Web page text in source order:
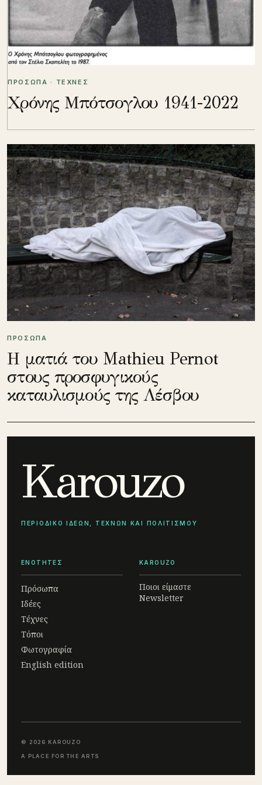
ΠΡΟΣΩΠΑ · ΤΕΧΝΕΣ
Χρόνης Μπότσογλου 1941-2022
ΠΡΟΣΩΠΑ
Η ματιά του Mathieu Pernot
στους προσφυγικούς
καταυλισμούς της Λέσβου
Karouzo
ΠΕΡΙΟΔΙΚΟ ΙΔΕΩΝ, ΤΕΧΝΩΝ ΚΑΙ ΠΟΛΙΤΙΣΜΟΥ
ΕΝΟΤΗΤΕΣ
Πρόσωπα
Ιδέες
Τέχνες
Τόποι
Φωτογραφία
English edition
KAROUZO
Ποιοι είμαστε
Newsletter
© 2026 KAROUZO
A PLACE FOR THE ARTS